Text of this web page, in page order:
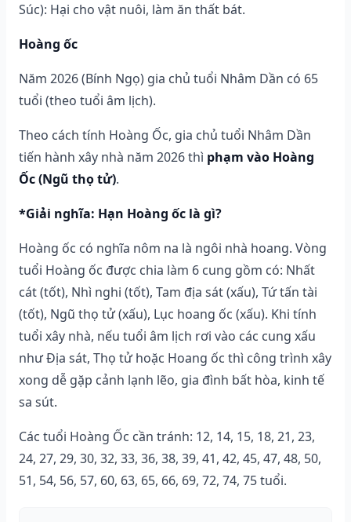
Súc): Hại cho vật nuôi, làm ăn thất bát.
Hoàng ốc
Năm 2026 (Bính Ngọ) gia chủ tuổi Nhâm Dần có 65
tuổi (theo tuổi âm lịch).
Theo cách tính Hoàng Ốc, gia chủ tuổi Nhâm Dần
tiến hành xây nhà năm 2026 thì phạm vào Hoàng
Ốc (Ngũ thọ tử).
*Giải nghĩa: Hạn Hoàng ốc là gì?
Hoàng ốc có nghĩa nôm na là ngôi nhà hoang. Vòng
tuổi Hoàng ốc được chia làm 6 cung gồm có: Nhất
cát (tốt), Nhì nghi (tốt), Tam địa sát (xấu), Tứ tấn tài
(tốt), Ngũ thọ tử (xấu), Lục hoang ốc (xấu). Khi tính
tuổi xây nhà, nếu tuổi âm lịch rơi vào các cung xấu
như Địa sát, Thọ tử hoặc Hoang ốc thì công trình xây
xong dễ gặp cảnh lạnh lẽo, gia đình bất hòa, kinh tế
sa sút.
Các tuổi Hoàng Ốc cần tránh: 12, 14, 15, 18, 21, 23,
24, 27, 29, 30, 32, 33, 36, 38, 39, 41, 42, 45, 47, 48, 50,
51, 54, 56, 57, 60, 63, 65, 66, 69, 72, 74, 75 tuổi.